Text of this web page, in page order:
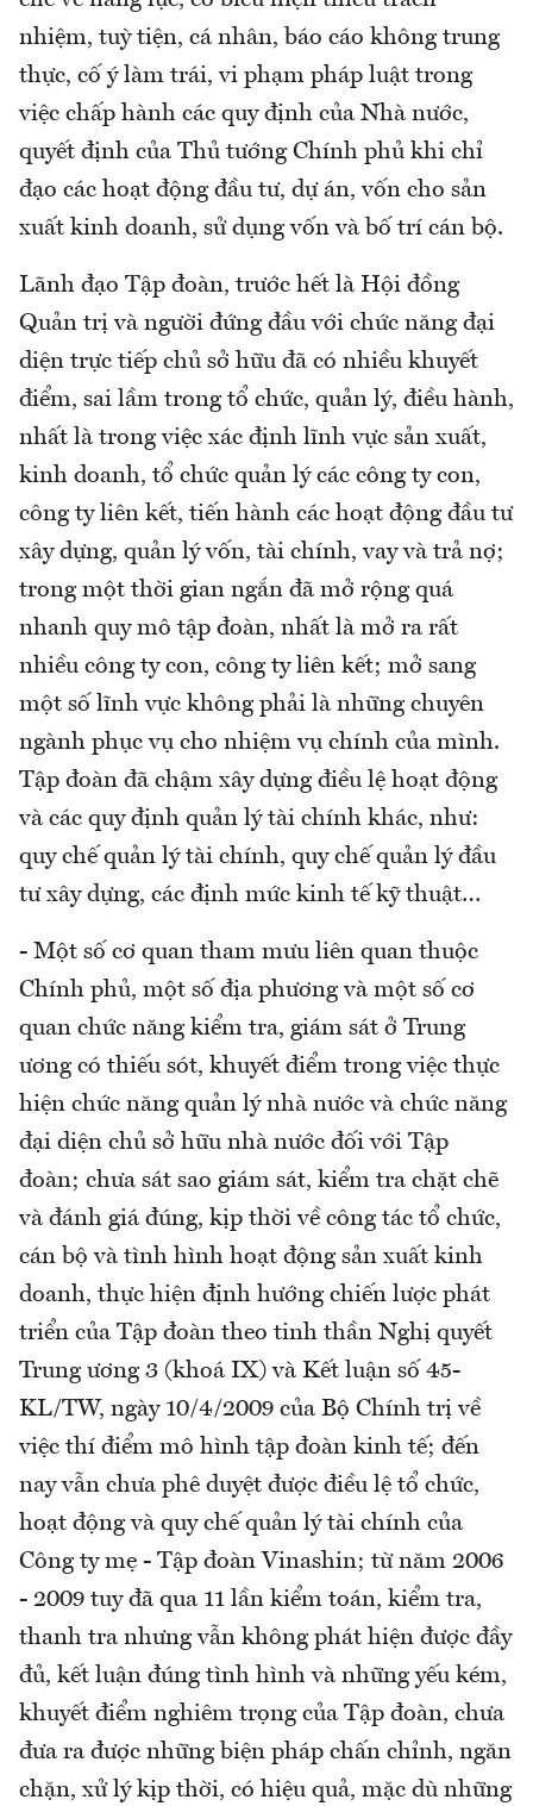
nhiệm, tuỳ tiện, cá nhân, báo cáo không trung
thực, cố ý làm trái, vi phạm pháp luật trong
việc chấp hành các quy định của Nhà nước,
quyết định của Thủ tướng Chính phủ khi chỉ
đạo các hoạt động đầu tư, dự án, vốn cho sản
xuất kinh doanh, sử dụng vốn và bố trí cán bộ.
Lãnh đạo Tập đoàn, trước hết là Hội đồng
Quản trị và người đứng đầu với chức năng đại
diện trực tiếp chủ sở hữu đã có nhiều khuyết
điểm, sai lầm trong tổ chức, quản lý, điều hành,
nhất là trong việc xác định lĩnh vực sản xuất,
kinh doanh, tổ chức quản lý các công ty con,
công ty liên kết, tiến hành các hoạt động đầu tư
xây dựng, quản lý vốn, tài chính, vay và trả nợ;
trong một thời gian ngắn đã mở rộng quá
nhanh quy mô tập đoàn, nhất là mở ra rất
nhiều công ty con, công ty liên kết; mở sang
một số lĩnh vực không phải là những chuyên
ngành phục vụ cho nhiệm vụ chính của mình.
Tập đoàn đã chậm xây dựng điều lệ hoạt động
và các quy định quản lý tài chính khác, như:
quy chế quản lý tài chính, quy chế quản lý đầu
tư xây dựng, các định mức kinh tế kỹ thuật…
- Một số cơ quan tham mưu liên quan thuộc
Chính phủ, một số địa phương và một số cơ
quan chức năng kiểm tra, giám sát ở Trung
ương có thiếu sót, khuyết điểm trong việc thực
hiện chức năng quản lý nhà nước và chức năng
đại diện chủ sở hữu nhà nước đối với Tập
đoàn; chưa sát sao giám sát, kiểm tra chặt chẽ
và đánh giá đúng, kịp thời về công tác tổ chức,
cán bộ và tình hình hoạt động sản xuất kinh
doanh, thực hiện định hướng chiến lược phát
triển của Tập đoàn theo tinh thần Nghị quyết
Trung ương 3 (khoá IX) và Kết luận số 45-
KL/TW, ngày 10/4/2009 của Bộ Chính trị về
việc thí điểm mô hình tập đoàn kinh tế; đến
nay vẫn chưa phê duyệt được điều lệ tổ chức,
hoạt động và quy chế quản lý tài chính của
Công ty mẹ - Tập đoàn Vinashin; từ năm 2006
- 2009 tuy đã qua 11 lần kiểm toán, kiểm tra,
thanh tra nhưng vẫn không phát hiện được đầy
đủ, kết luận đúng tình hình và những yếu kém,
khuyết điểm nghiêm trọng của Tập đoàn, chưa
đưa ra được những biện pháp chấn chỉnh, ngăn
chặn, xử lý kịp thời, có hiệu quả, mặc dù những